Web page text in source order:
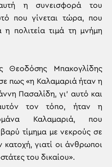
η συνεισφορά του
που γίνεται τώρα, που
πολιτεία τιμά τη μνήμη
Θεοδόσης Μπακογλίδης
πως «η Καλαμαριά ήταν η
Πασαλίδη, γι’ αυτό και
τον τόπο, ήταν η
Καλαμαριά, που
τίμημα με νεκρούς σε
κατοχή, γιατί οι άνθρωποι
του δικαίου».